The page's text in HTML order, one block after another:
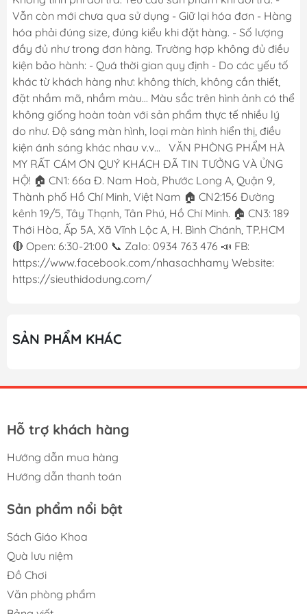
Vẫn còn mới chưa qua sử dụng - Giữ lại hóa đơn - Hàng
hóa phải đúng size, đúng kiểu khi đặt hàng. - Số lượng
đầy đủ như trong đơn hàng. Trường hợp không đủ điều
kiện bảo hành: - Quá thời gian quy định - Do các yếu tố
khác từ khách hàng như: không thích, không cần thiết,
đặt nhầm mã, nhầm màu... Màu sắc trên hình ảnh có thể
không giống hoàn toàn với sản phẩm thực tế nhiều lý
do như. Độ sáng màn hình, loại màn hình hiển thị, điều
kiện ánh sáng khác nhau v.v... VĂN PHÒNG PHẨM HÀ
MY RẤT CÁM ƠN QUÝ KHÁCH ĐÃ TIN TƯỞNG VÀ ỬNG
HỘ! 🏠 CN1: 66a Đ. Nam Hoà, Phước Long A, Quận 9,
Thành phố Hồ Chí Minh, Việt Nam 🏠 CN2:156 Đường
kênh 19/5, Tây Thạnh, Tân Phú, Hồ Chí Minh. 🏠 CN3: 189
Thới Hòa, Ấp 5A, Xã Vĩnh Lộc A, H. Bình Chánh, TP.HCM
🔴 Open: 6:30-21:00 📞 Zalo: 0934 763 476 📣 FB:
https://www.facebook.com/nhasachhamy Website:
https://sieuthidodung.com/
SẢN PHẨM KHÁC
Hỗ trợ khách hàng
Hướng dẫn mua hàng
Hướng dẫn thanh toán
Sản phẩm nổi bật
Sách Giáo Khoa
Quà lưu niệm
Đồ Chơi
Văn phòng phẩm